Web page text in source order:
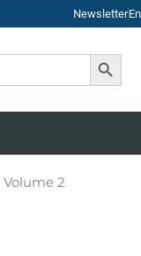
Newsletter
Volume 2